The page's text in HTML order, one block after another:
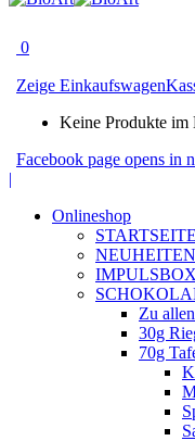
0
Zeige Einkaufswagen
Keine Produkte im
Facebook page opens in
|
Onlineshop
NEUHEITEN
Zu
30g
70g